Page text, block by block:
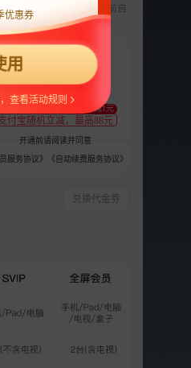
1期：黄灿灿上演姐姐模
期：徐洁儿回应低人气
期：淡淡认证王濛社交
万次播放
第4个月起22元/月，到期前自
22
支持 扫码支付
付宝随机立减，最高88元
至少减1元
开通前请阅读并同意
服务协议》 《自动续费服务协议》
兑换代金券
优惠券
用
查看活动规则